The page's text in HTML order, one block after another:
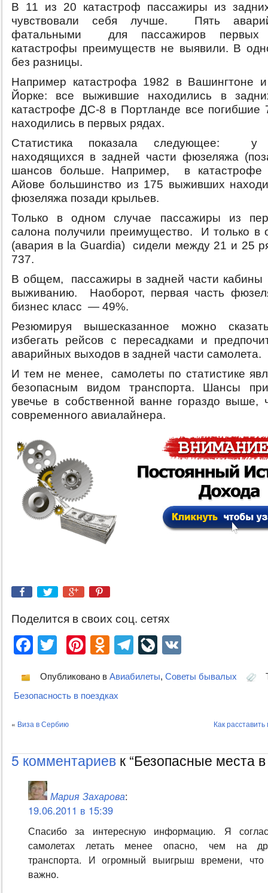
В 11 из 20 катастроф пассажиры из
чувствовали себя лучше. Пять
фатальными для пассажиров первых
катастрофы преимуществ не выявили. В
без разницы.
Например катастрофа 1982 в Вашингтоне
Йорке: все выжившие находились в
катастрофе ДС-8 в Портланде все погибшие
находились в первых рядах.
Статистика показала следующее: у
находящихся в задней части фюзеляжа
шансов больше. Например, в катастрофе
Айове большинство из 175 выживших
фюзеляжа позади крыльев.
Только в одном случае пассажиры из
салона получили преимущество. И только в
(авария в la Guardia) сидели между 21 и 25
737.
В общем, пассажиры в задней части кабины
выживанию. Наоборот, первая часть
бизнес класс — 49%.
Резюмируя вышесказанное можно
избегать рейсов с пересадками и
аварийных выходов в задней части самолета.
И тем не менее, самолеты по статистике
безопасным видом транспорта. Шансы
увечье в собственной ванне гораздо выше,
современного авиалайнера.
Поделится в своих соц. сетях
Facebook
TwitterPinterest
Odnoklassniki
Telegram
LiveJournal
Опубликовано в Авиабилеты, Советы бывалых
Безопасность в поездках
« Виза в Сербию Как
5 комментариевк “Безопасные места
Мария Захарова:
19.06.2011 в 15:39
Спасибо за интересную информацию. Я
самолетах летать менее опасно, чем на
транспорта. И огромный выигрыш времени, что
важно.